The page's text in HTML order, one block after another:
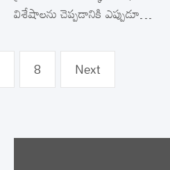
విశేషాలను చెప్పడానికి ఎప్పుడూ…
8 Next